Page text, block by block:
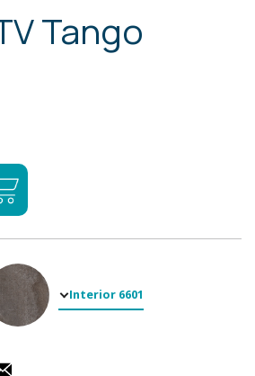
Tango
Interior 6601